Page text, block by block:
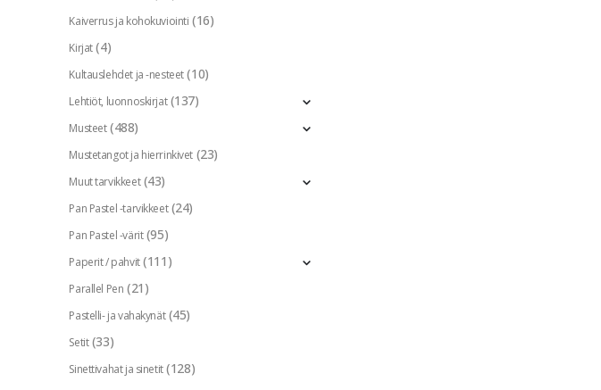
Kaiverrus ja kohokuviointi (16)
Kirjat (4)
Kultauslehdet ja -nesteet (10)
Lehtiöt, luonnoskirjat (137)
Musteet (488)
Mustetangot ja hierrinkivet (23)
Muut tarvikkeet (43)
Pan Pastel -tarvikkeet (24)
Pan Pastel -värit (95)
Paperit / pahvit (111)
Parallel Pen (21)
Pastelli- ja vahakynät (45)
Setit (33)
Sinettivahat ja sinetit (128)